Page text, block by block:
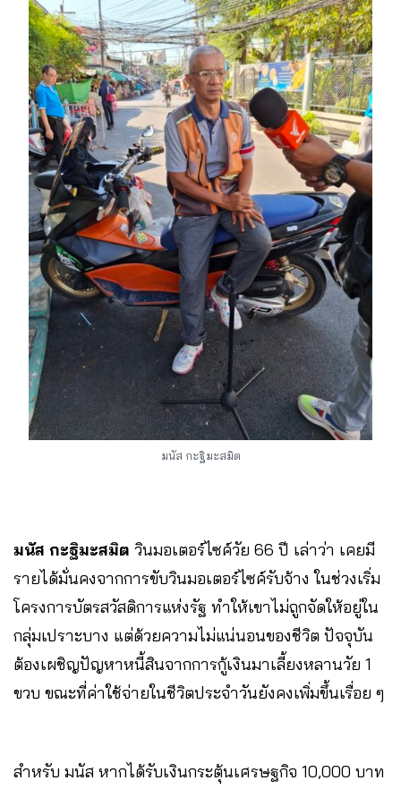
มนัส กะฐิมะสมิต
มนัส กะฐิมะสมิต วินมอเตอร์ไซค์วัย 66 ปี เล่าว่า เคยมี
รายได้มั่นคงจากการขับวินมอเตอร์ไซค์รับจ้าง ในช่วงเริ่ม
โครงการบัตรสวัสดิการแห่งรัฐ ทำให้เขาไม่ถูกจัดให้อยู่ใน
กลุ่มเปราะบาง แต่ด้วยความไม่แน่นอนของชีวิต ปัจจุบัน
ต้องเผชิญปัญหาหนี้สินจากการกู้เงินมาเลี้ยงหลานวัย 1
ขวบ ขณะที่ค่าใช้จ่ายในชีวิตประจำวันยังคงเพิ่มขึ้นเรื่อย ๆ
สำหรับ มนัส หากได้รับเงินกระตุ้นเศรษฐกิจ 10,000 บาท